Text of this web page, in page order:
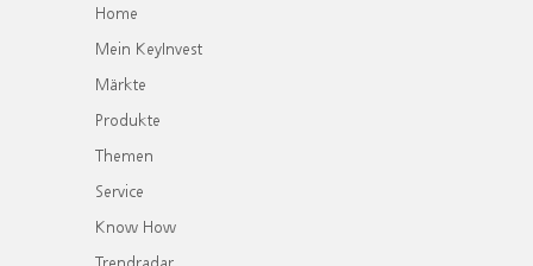
Home
Mein KeyInvest
Märkte
Produkte
Themen
Service
Know How